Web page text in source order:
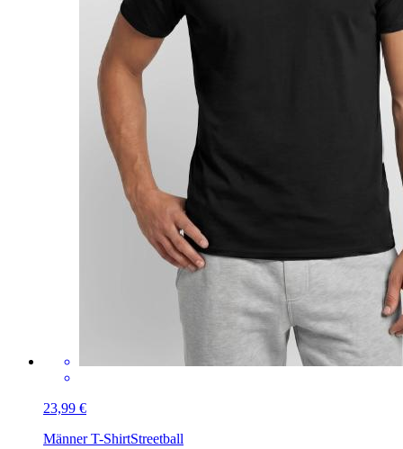
23,99 €
Männer T-ShirtStreetball